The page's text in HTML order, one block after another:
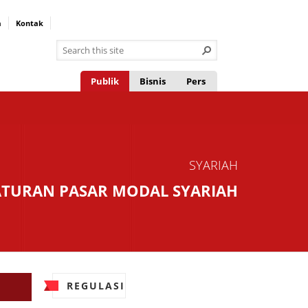
Kontak
Pers
Bisnis
Publik
SYARIAH
PASAR MODAL SYARIAH
REGULASI